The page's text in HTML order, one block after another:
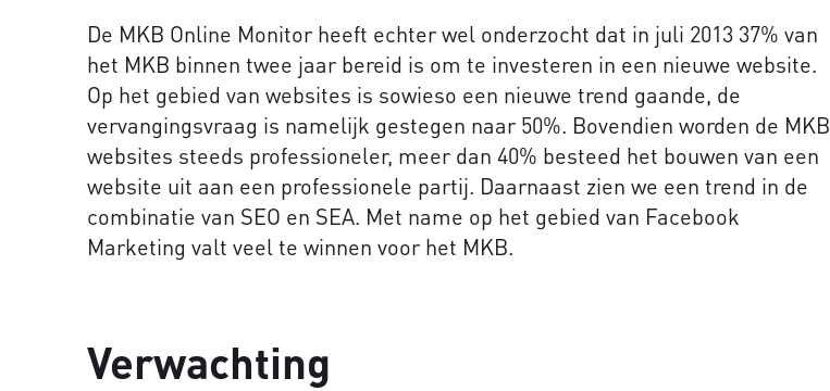
De MKB Online Monitor heeft echter wel onderzocht dat in juli 2013 37% van
het MKB binnen twee jaar bereid is om te investeren in een nieuwe website.
Op het gebied van websites is sowieso een nieuwe trend gaande, de
vervangingsvraag is namelijk gestegen naar 50%. Bovendien worden de MKB
websites steeds professioneler, meer dan 40% besteed het bouwen van een
website uit aan een professionele partij. Daarnaast zien we een trend in de
combinatie van SEO en SEA. Met name op het gebied van Facebook
Marketing valt veel te winnen voor het MKB.
Verwachting